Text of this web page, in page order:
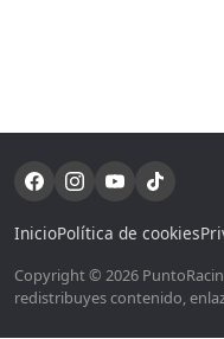
InicioPolítica de cookies
Copyright © 2026
redistribuyes contenido,